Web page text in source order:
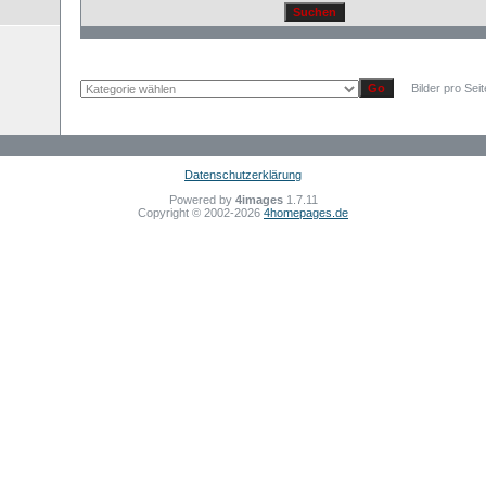
Bilder pro
Datenschutzerklärung
Powered by 4images1.7.11
Copyright © 2002-2026 4homepages.de